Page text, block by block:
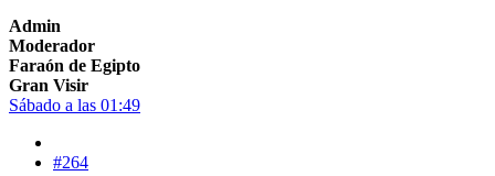
Admin
Moderador
Faraón de Egipto
Gran Visir
Sábado a las 01:49
#264